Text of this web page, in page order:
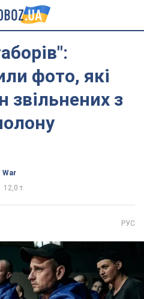
фото, які
звільнених з
War
12,0 т.
РУС